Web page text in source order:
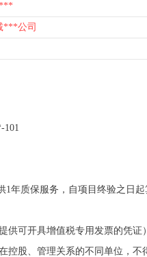
***公司
101
1年质保服务，自项目终验之日起
供可开具增值税专用发票的凭证
控股、管理关系的不同单位，